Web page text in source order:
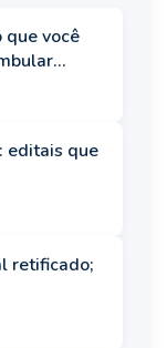
que você
editais que
retificado;